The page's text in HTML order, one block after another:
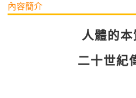
內容簡介
人體的
二十世紀